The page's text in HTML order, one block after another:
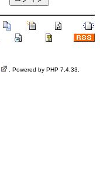
. Powered by PHP 7.4.33.